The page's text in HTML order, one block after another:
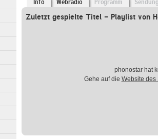
Info Webradio Programm
Zuletzt gespielte Titel - Playlist von
phonostar hat
Gehe auf die Website des